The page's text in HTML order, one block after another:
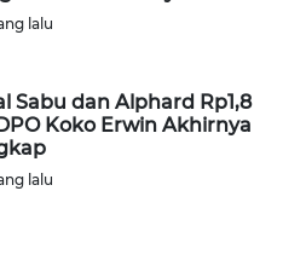
lalu
Sabu dan Alphard Rp1,8
Koko Erwin Akhirnya
lalu